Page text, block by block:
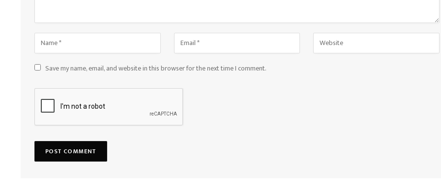
Save my name, email, and website in this browser for the next time I comment.